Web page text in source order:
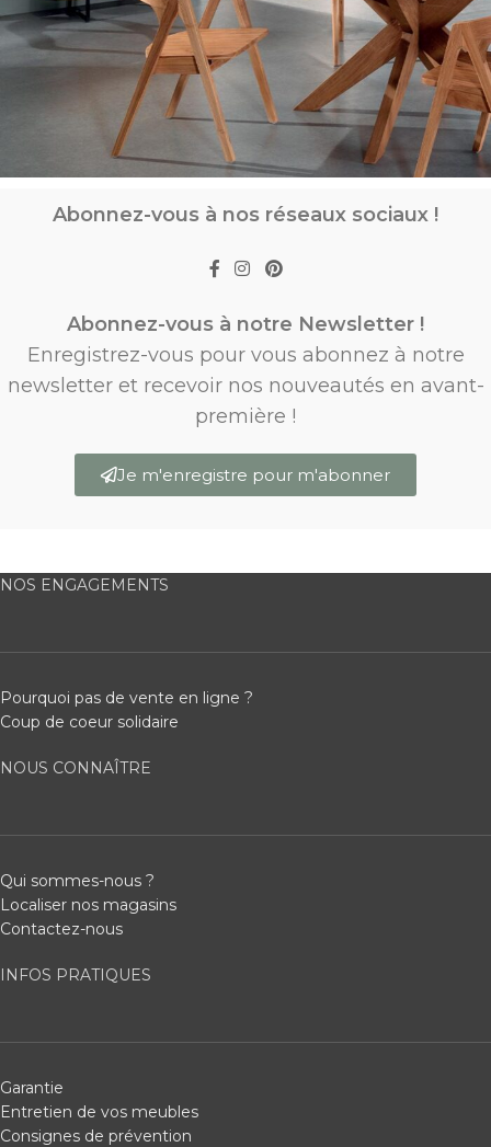
Abonnez-vous à nos réseaux sociaux !
Abonnez-vous à notre Newsletter !
Enregistrez-vous pour vous abonnez à notre
newsletter et recevoir nos nouveautés en avant-
première !
Je m'enregistre pour m'abonner
NOS ENGAGEMENTS
Pourquoi pas de vente en ligne ?
Coup de coeur solidaire
NOUS CONNAÎTRE
Qui sommes-nous ?
Localiser nos magasins
Contactez-nous
INFOS PRATIQUES
Garantie
Entretien de vos meubles
Consignes de prévention